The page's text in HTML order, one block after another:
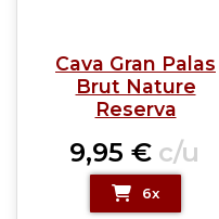
Cava Gran Palas
Brut Nature
Reserva
9,95€ c/u
6x